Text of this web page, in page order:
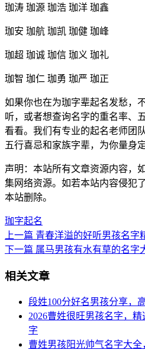
珈涛 珈源 珈浩 珈洋 珈鑫
珈安 珈航 珈凯 珈健 珈峰
珈超 珈诚 珈信 珈义 珈礼
珈智 珈仁 珈勇 珈严 珈正
如果你也在为珈字辈起名发愁，
听，或者想查询名字的重名率、
看看。我们有专业的起名老师团
五行喜忌和家族字辈，为你量身
声明：本站所有文章资源内容，
集网络资源。如若本站内容侵犯
本站删除。
珈字起名
上一篇 青春洋溢的好听男孩名字
下一篇 属马男孩有水有草的名字
相关文章
段姓100分好名男孩分享，
2026曹姓很旺男孩名字，
字
曹姓男孩阳光帅气名字大